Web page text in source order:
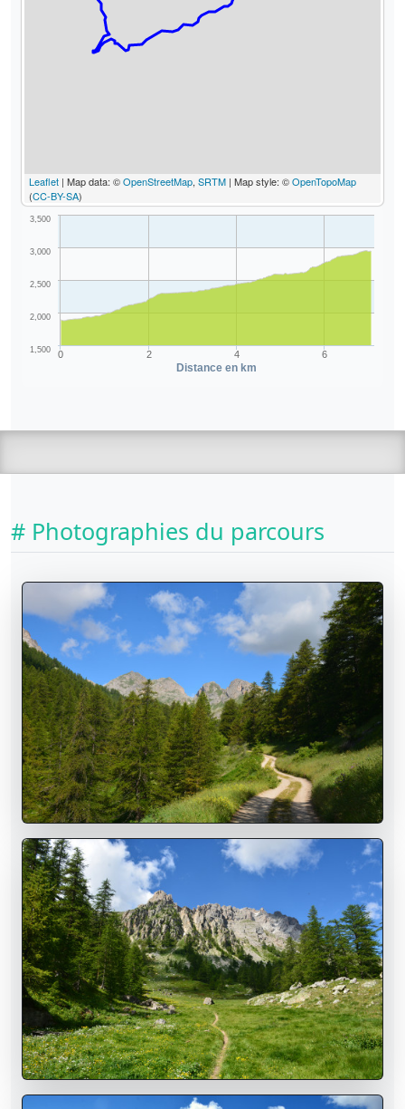
Leaflet | Map data: ©OpenStreetMap, SRTM | Map style: ©OpenTopoMap
(CC-BY-SA)
Distance en km
0 2 4 6
1,500
2,000
2,500
3,000
3,500
# Photographies du parcours